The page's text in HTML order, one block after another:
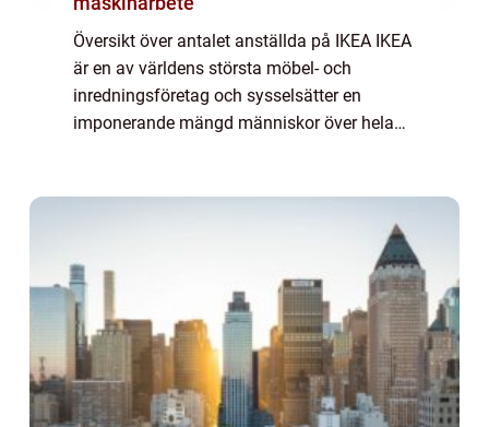
Översikt över antalet anställda på IKEA IKEA
är en av världens största möbel- och
inredningsföretag och sysselsätter en
imponerande mängd människor över hela